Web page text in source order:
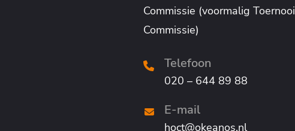
Commissie (voormalig Toernooi
Commissie)
Telefoon
020 – 644 89 88
E-mail
hoct@okeanos.nl